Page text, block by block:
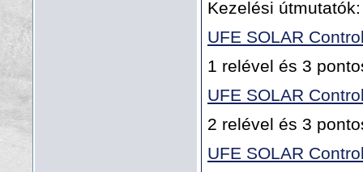
Kezelési útmutatók:
UFE SOLAR
1 relével és 3
UFE SOLAR
2 relével és 3
UFE SOLAR